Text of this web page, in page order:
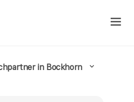
in Bockhorn